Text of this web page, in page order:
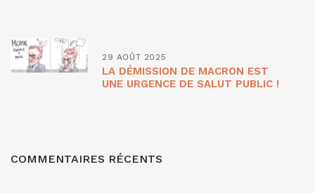
29 AOÛT 2025
LA DÉMISSION DE MACRON EST
UNE URGENCE DE SALUT PUBLIC !
COMMENTAIRES RÉCENTS